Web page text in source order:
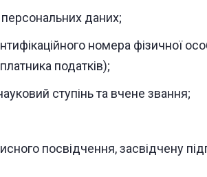
даних;
номера фізичної
податків);
ступінь та вчене звання;
посвідчення, засвідчену